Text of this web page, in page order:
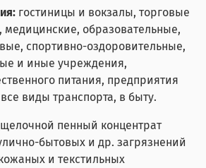
гостиницы и вокзалы, торговые
образовательные,
спортивно-оздоровительные,
и иные учреждения,
питания, предприятия
виды транспорта, в быту.
пенный концентрат
бытовых и др. загрязнений
и текстильных